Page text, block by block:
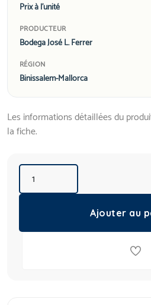
Prix à l'unité
PRODUCTEUR
Bodega José L. Ferrer
RÉGION
Binissalem-Mallorca
Les informations détaillées du
la fiche.
Ajouter au